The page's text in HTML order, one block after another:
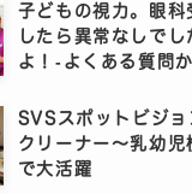
子どもの視力。眼科
したら異常なしでし
よ！‐よくある質問
SVSスポットビジョ
クリーナー～乳幼児
で大活躍